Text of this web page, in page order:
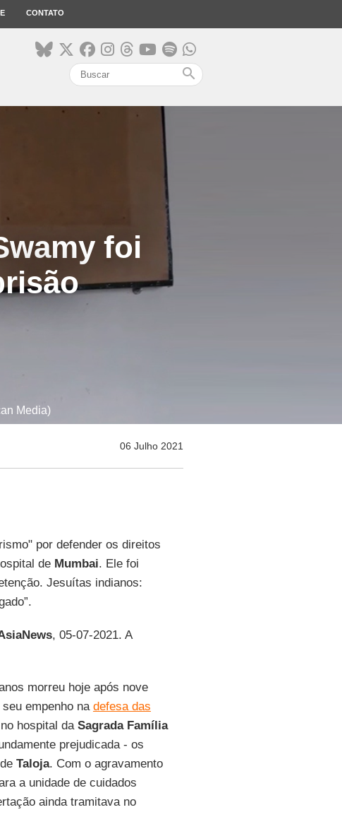
CONTATO
search
foi
Media)
06 Julho 2021
por defender os direitos
de Mumbai. Ele foi
Jesuítas indianos:
, 05-07-2021. A
morreu hoje após nove
empenho na defesa das
hospital da Sagrada Família
prejudicada - os
Taloja. Com o agravamento
a unidade de cuidados
ainda tramitava no